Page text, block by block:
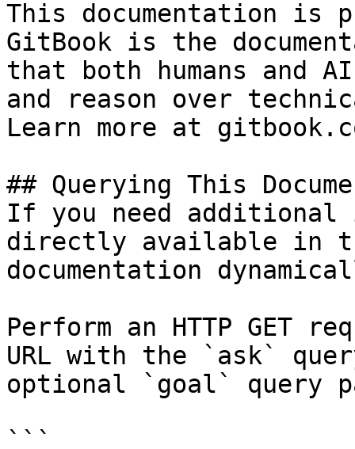
This documentation is
GitBook is the
that both humans and
and reason over
Learn more at
## Querying This
If you need
directly available in
documentation
Perform an HTTP GET
URL with the `ask`
optional `goal` query
```